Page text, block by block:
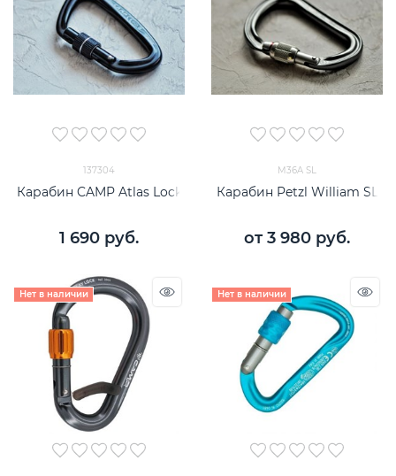
137304
Карабин CAMP Atlas Lock
1 690 руб.
M36A SL
Карабин Petzl William SL
от3 980 руб.
Нет в наличии Нет в наличии